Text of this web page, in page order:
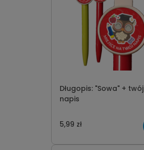
Długopis: "Sowa" + twój
napis
5,99 zł